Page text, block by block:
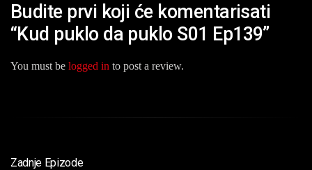
Budite prvi koji će komentarisati
“Kud puklo da puklo S01 Ep139”
You must be logged in to post a review.
Zadnje Epizode